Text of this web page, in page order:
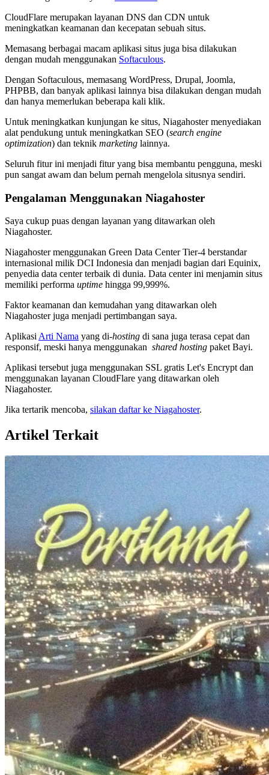
CloudFlare merupakan layanan DNS dan CDN untuk
meningkatkan keamanan dan kecepatan sebuah situs.
Memasang berbagai macam aplikasi situs juga bisa dilakukan
dengan mudah menggunakan Softaculous.
Dengan Softaculous, memasang WordPress, Drupal, Joomla,
PHPBB, dan banyak aplikasi lainnya bisa dilakukan dengan mudah
dan hanya memerlukan beberapa kali klik.
Untuk meningkatkan kunjungan ke situs, Niagahoster menyediakan
alat pendukung untuk meningkatkan SEO (search engine
optimization) dan teknik marketing lainnya.
Seluruh fitur ini menjadi fitur yang bisa membantu pengguna, meski
pun sangat awam dan belum pernah mengelola situsnya sendiri.
Pengalaman Menggunakan Niagahoster
Saya cukup puas dengan layanan yang ditawarkan oleh
Niagahoster.
Niagahoster menggunakan Green Data Center Tier-4 berstandar
internasional milik DCI Indonesia dan menjadi bagian dari Equinix,
penyedia data center terbaik di dunia. Data center ini menjamin situs
memiliki performa uptime hingga 99,999%.
Faktor keamanan dan kemudahan yang ditawarkan oleh
Niagahoster juga menjadi pertimbangan saya.
Aplikasi Arti Nama yang di-hosting di sana juga terasa cepat dan
responsif, meski hanya menggunakan shared hosting paket Bayi.
Aplikasi tersebut juga menggunakan SSL gratis Let's Encrypt dan
menggunakan layanan CloudFlare yang ditawarkan oleh
Niagahoster.
Jika tertarik mencoba, silakan daftar ke Niagahoster.
Artikel Terkait